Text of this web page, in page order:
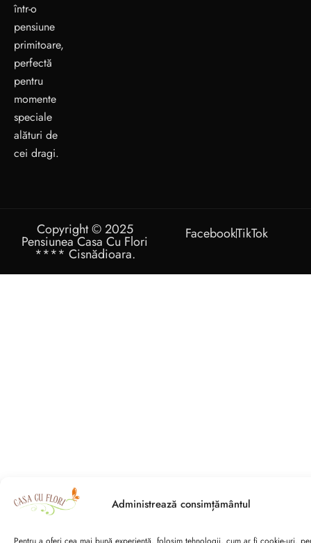
Administrează consimțământul
într-o
pensiune
primitoare,
perfectă
pentru
momente
speciale
alături de
cei dragi.
Copyright © 2025
Pensiunea Casa Cu Flori
**** Cisnădioara.
FacebookTikTok